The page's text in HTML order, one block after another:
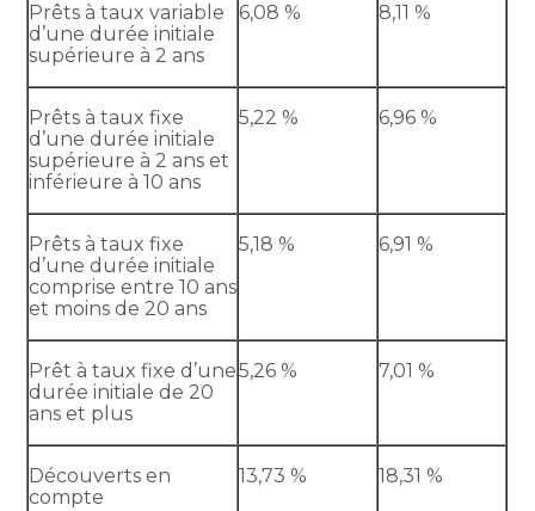
Prêts à taux variable
d’une durée initiale
supérieure à 2 ans
6,08 % 8,11 %
Prêts à taux fixe
d’une durée initiale
supérieure à 2 ans et
inférieure à 10 ans
5,22 % 6,96 %
Prêts à taux fixe
d’une durée initiale
comprise entre 10 ans
et moins de 20 ans
5,18 % 6,91 %
Prêt à taux fixe d’une
durée initiale de 20
ans et plus
5,26 % 7,01 %
Découverts en
compte
13,73 % 18,31 %